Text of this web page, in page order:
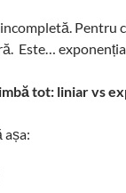
Pentru
Este…
tot: liniar vs
așa: